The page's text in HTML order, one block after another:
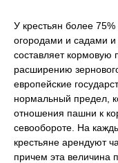
У крестьян более
огородами и садами
составляет
расширению
европейские
нормальный предел,
отношения пашни к
севообороте. На
крестьяне арендуют
причем эта величина